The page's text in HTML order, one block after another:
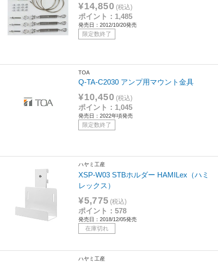
¥14,850 (税込)
ポイント：1,485
発売日：2012/10/20発売
限定数終了
TOA
Q-TA-C2030 アンプ用マウント金具
¥10,450 (税込)
ポイント：1,045
発売日：2022年頃発売
限定数終了
ハヤミ工産
XSP-W03 STBホルダー HAMILex（ハミ
レックス）
¥5,775 (税込)
ポイント：578
発売日：2018/12/05発売
在庫切れ
ハヤミ工産